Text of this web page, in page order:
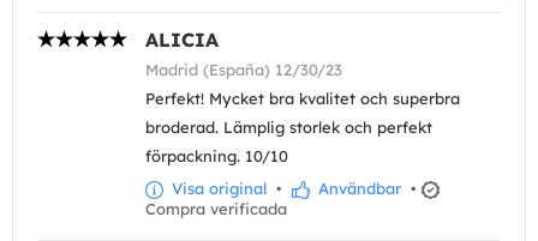
ALICIA
Madrid (España) 12/30/23
Perfekt! Mycket bra kvalitet och superbra
broderad. Lämplig storlek och perfekt
förpackning. 10/10
Visa original • Användbar •
Compra verificada